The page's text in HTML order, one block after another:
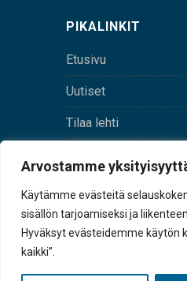
Arvostamme
Käytämme evästeitä
sisällön tarjoamiseksi ja
Hyväksyt evästeidemme käytön
kaikki”.
PIKALINKIT
Etusivu
Uutiset
Tilaa lehti
tunnus 0167229-8